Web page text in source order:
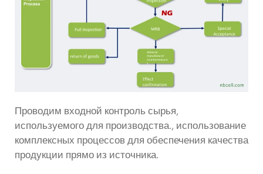
Проводим входной контроль сырья,
используемого для производства., использование
комплексных процессов для обеспечения качества
продукции прямо из источника.